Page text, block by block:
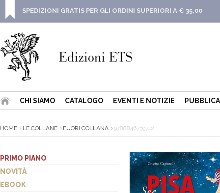
SPEDIZIONI GRATIS PER GLI ORDINI SUPERIORI A € 35,00
CHI SIAMO CATALOGO EVENTI E NOTIZIE
HOME LE COLLANE FUORI COLLANA 9788846739742
PRIMO PIANO
NOVITÀ
EBOOK